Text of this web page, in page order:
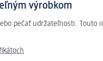
výrobkom
pečať udržateľnosti.